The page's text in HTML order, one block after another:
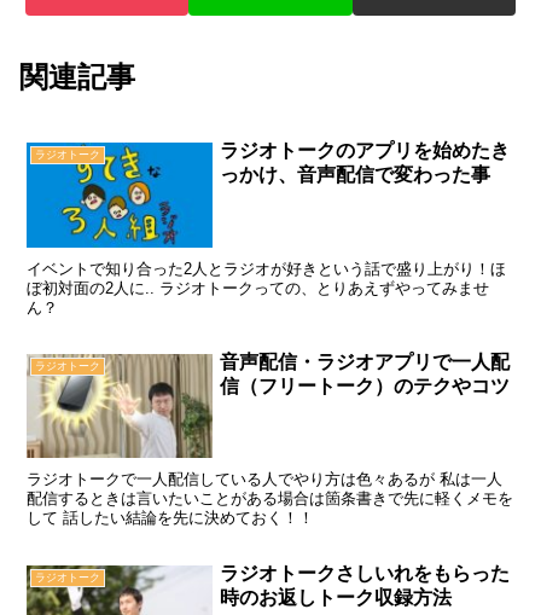
関連記事
ラジオトーク
ラジオトークのアプリを始めたき
っかけ、音声配信で変わった事
イベントで知り合った2人とラジオが好きという話で盛り上がり！ほ
ぼ初対面の2人に.. ラジオトークっての、とりあえずやってみませ
ん？
ラジオトーク
音声配信・ラジオアプリで一人配
信（フリートーク）のテクやコツ
ラジオトークで一人配信している人でやり方は色々あるが 私は一人
配信するときは言いたいことがある場合は箇条書きで先に軽くメモを
して 話したい結論を先に決めておく！！
ラジオトーク
ラジオトークさしいれをもらった
時のお返しトーク収録方法